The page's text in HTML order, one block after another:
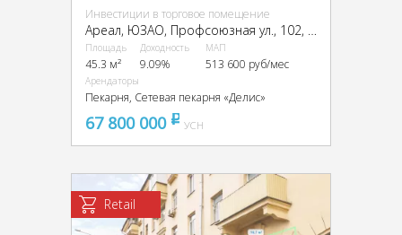
Инвестиции в торговое помещение
Площадь
45.3 м²
Доходность
9.09%
МАП
513 600 руб/мес
Арендаторы
Пекарня, Сетевая пекарня «Делис»
67 800 000 pуб
УСН
Retail